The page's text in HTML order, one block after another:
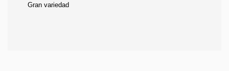
Gran variedad